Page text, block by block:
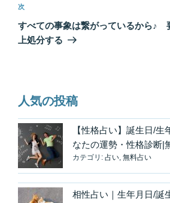
ゲ
ー
シ
次
の
投
次
すべての事象は繋がっているから♪
上処分する
人気の投稿
【性格占い】誕生日/
なたの運勢・性格診断|
カテゴリ: 占い, 無料占い
相性占い｜生年月日/誕